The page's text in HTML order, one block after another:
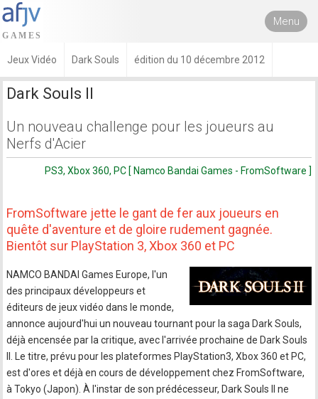
Menu
Jeux Vidéo Dark Souls édition du 10 décembre 2012
Dark Souls II
Un nouveau challenge pour les joueurs au
Nerfs d'Acier
PS3, Xbox 360, PC [ Namco Bandai Games - FromSoftware ]
FromSoftware jette le gant de fer aux joueurs en
quête d'aventure et de gloire rudement gagnée.
Bientôt sur PlayStation 3, Xbox 360 et PC
NAMCO BANDAI Games Europe, l'un
des principaux développeurs et
éditeurs de jeux vidéo dans le monde,
annonce aujourd'hui un nouveau tournant pour la saga Dark Souls,
déjà encensée par la critique, avec l'arrivée prochaine de Dark Souls
II. Le titre, prévu pour les plateformes PlayStation3, Xbox 360 et PC,
est d'ores et déjà en cours de développement chez FromSoftware,
à Tokyo (Japon). À l'instar de son prédécesseur, Dark Souls II ne